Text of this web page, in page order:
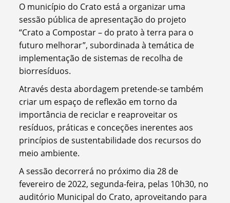
O município do Crato está a organizar uma
sessão pública de apresentação do projeto
“Crato a Compostar – do prato à terra para o
futuro melhorar”, subordinada à temática de
implementação de sistemas de recolha de
biorresíduos.
Através desta abordagem pretende-se também
criar um espaço de reflexão em torno da
importância de reciclar e reaproveitar os
resíduos, práticas e conceções inerentes aos
princípios de sustentabilidade dos recursos do
meio ambiente.
A sessão decorrerá no próximo dia 28 de
fevereiro de 2022, segunda-feira, pelas 10h30, no
auditório Municipal do Crato, aproveitando para